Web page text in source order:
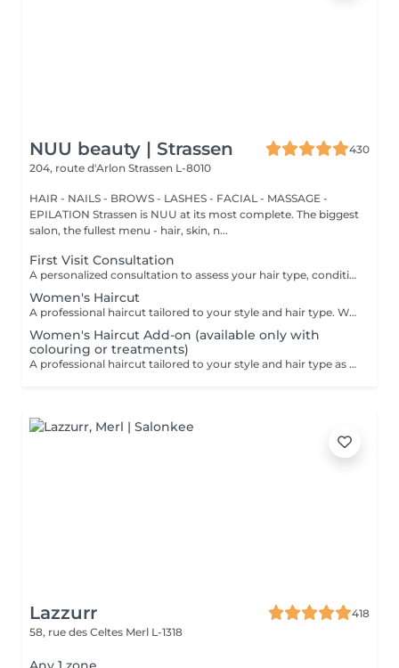
NUU beauty | Strassen
430
204, route d'Arlon Strassen L-8010
HAIR - NAILS - BROWS - LASHES - FACIAL - MASSAGE -
EPILATION Strassen is NUU at its most complete. The biggest
salon, the fullest menu - hair, skin, n...
First Visit Consultation
A personalized consultation to assess your hair type, condition, and goals helping us recommend the perfect treatments, color, or cut to suit your style and lifestyle.
Women's Haircut
A professional haircut tailored to your style and hair type. We begin with a short consultation to discuss your expectations, followed by a gentle wash while you relax lying comfortably in our Maletti chair, a precise cut, and a smooth blow-dry. We use Dyson Pro tools that protect your hair from excessive heat and deliver a sleek, polished finish. LaBiosthétique care and styling products provide holistic care for hair and scalp, combining scientific research with carefully selected natural ingredients. All brushes are sanitised with Sibel equipment, which effectively removes hair, product buildup, and impurities while reducing bacteria on the brush surface to maintain high hygiene standards for every client. For a more defined final look, styling can be added as an add-on. Simple, Moderate, Complex This grading reflects your hair's individual characteristics, such as texture, density, and length and is assessed by your hairdresser at the start of your visit. Not sure which to choose? We recommend booking Complex. The price will be adjusted after your consultation. Note: This is not related to the difficulty of haircuts or timing.
Women's Haircut Add-on (available only with
colouring or treatments)
A professional haircut tailored to your style and hair type as an add-on to colouring or treatments. We begin with a short consultation to discuss your expectations, followed by a gentle wash while you relax lying comfortably in our Maletti chair, a precise cut, and a smooth blow-dry. We use Dyson Pro tools that protect your hair from excessive heat and deliver a sleek, polished finish. LaBiosthétique care and styling products provide holistic care for hair and scalp, combining scientific research with carefully selected natural ingredients. All brushes are sanitised with Sibel equipment, which effectively removes hair, product buildup, and impurities while reducing bacteria on the brush surface to maintain high hygiene standards for every client. For a more defined final look, styling can be added as an add-on. Simple, Moderate, Complex This grading reflects your hair's individual characteristics, such as texture, density, and length and is assessed by your hairdresser at the start of your visit. Not sure which to choose? We recommend booking Complex. The price will be adjusted after your consultation. Note: This is not related to the difficulty of haircuts or timing.
Lazzurr
418
58, rue des Celtes Merl L-1318